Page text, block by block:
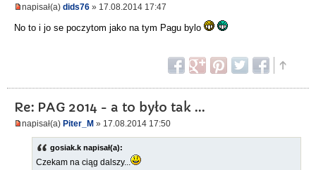
napisał(a) dids76 » 17.08.2014 17:47
No to i jo se poczytom jako na tym Pagu bylo
Re: PAG 2014 - a to było tak ...
napisał(a) Piter_M » 17.08.2014 17:50
gosiak.k napisał(a):
Czekam na ciąg dalszy...